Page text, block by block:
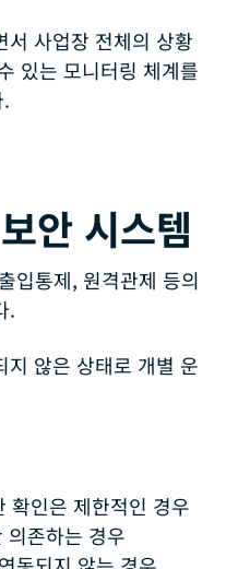
서 사업장 전체의 상황
있는 모니터링 체계를
안 시스템
입통제, 원격관제 등의
.
지 않은 상태로 개별 운
확인은 제한적인 경우
의존하는 경우